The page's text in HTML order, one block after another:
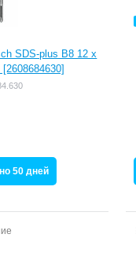
SDS-plus B8 12 x
50 дней